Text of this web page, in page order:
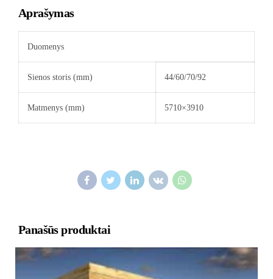
Aprašymas
Duomenys
Sienos storis (mm) 44/60/70/92
Matmenys (mm) 5710×3910
Panašūs produktai